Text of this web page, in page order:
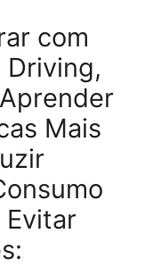
com
Driving,
Mais